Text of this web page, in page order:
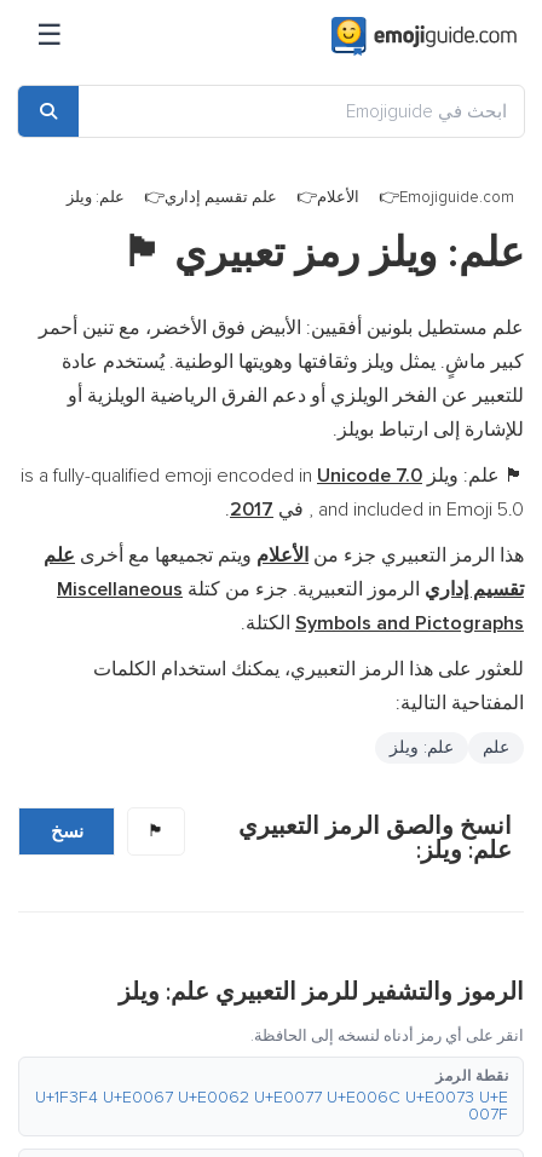
☰
Emojiguide.com الأعلام علم تقسيم إداري علم: ويلز
علم: ويلز رمز تعبيري 🏴󠁧󠁢󠁷󠁬󠁳󠁿
علم مستطيل بلونين أفقيين: الأبيض فوق الأخضر، مع تنين أحمر
كبير ماشٍ. يمثل ويلز وثقافتها وهويتها الوطنية. يُستخدم عادة
للتعبير عن الفخر الويلزي أو دعم الفرق الرياضية الويلزية أو
للإشارة إلى ارتباط بويلز.
🏴󠁧󠁢󠁷󠁬󠁳󠁿 علم: ويلز is a fully-qualified emoji encoded in Unicode 7.0
, and included in Emoji 5.0 في
2017
.
هذا الرمز التعبيري جزء من الأعلام ويتم تجميعها مع أخرى علم
تقسيم إداري الرموز التعبيرية. جزء من كتلة Miscellaneous
Symbols and Pictographs الكتلة.
للعثور على هذا الرمز التعبيري، يمكنك استخدام الكلمات
المفتاحية التالية:
علم علم: ويلز
انسخ والصق الرمز التعبيري
علم: ويلز:
🏴󠁧󠁢󠁷󠁬󠁳󠁿 نسخ
الرموز والتشفير للرمز التعبيري علم: ويلز
انقر على أي رمز أدناه لنسخه إلى الحافظة.
نقطة الرمز
U+1F3F4 U+E0067 U+E0062 U+E0077 U+E006C U+E0073 U+E
007F